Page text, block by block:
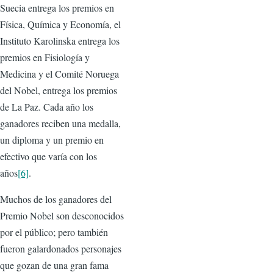
Suecia entrega los premios en
Física, Química y Economía, el
Instituto Karolinska entrega los
premios en Fisiología y
Medicina y el Comité Noruega
del Nobel, entrega los premios
de La Paz. Cada año los
ganadores reciben una medalla,
un diploma y un premio en
efectivo que varía con los
años[6].
Muchos de los ganadores del
Premio Nobel son desconocidos
por el público; pero también
fueron galardonados personajes
que gozan de una gran fama